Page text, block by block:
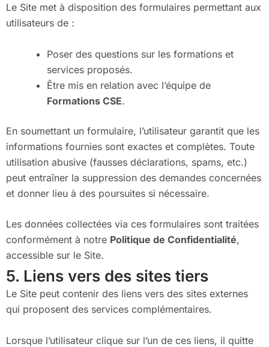
Le Site met à disposition des formulaires permettant aux
utilisateurs de :
Poser des questions sur les formations et
services proposés.
Être mis en relation avec l’équipe de
Formations CSE.
En soumettant un formulaire, l’utilisateur garantit que les
informations fournies sont exactes et complètes. Toute
utilisation abusive (fausses déclarations, spams, etc.)
peut entraîner la suppression des demandes concernées
et donner lieu à des poursuites si nécessaire.
Les données collectées via ces formulaires sont traitées
conformément à notre Politique de Confidentialité,
accessible sur le Site.
5. Liens vers des sites tiers
Le Site peut contenir des liens vers des sites externes
qui proposent des services complémentaires.
Lorsque l’utilisateur clique sur l’un de ces liens, il quitte